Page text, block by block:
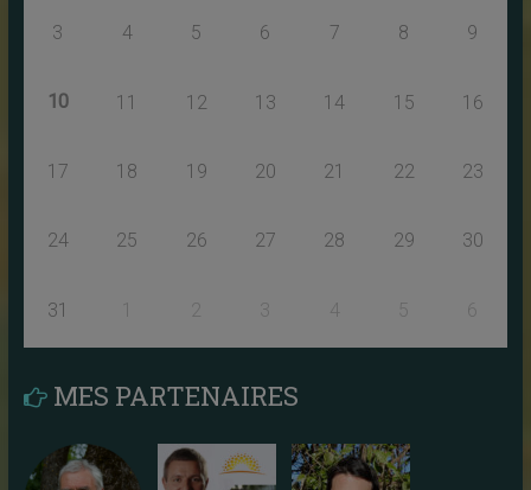
3 4 5 6 7 8 9
10 11 12 13 14 15 16
17 18 19 20 21 22 23
24 25 26 27 28 29 30
31 1 3 4 5 6
MES PARTENAIRES